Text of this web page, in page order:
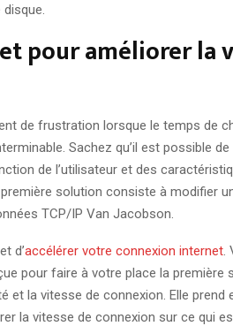
pour améliorer la
de frustration lorsque le temps de
Sachez qu’il est possible
de l’utilisateur et des
solution consiste à modifier
TCP/IP Van Jacobson.
d’accélérer votre connexion internet
pour faire à votre place la première
la vitesse de connexion. Elle prend
la vitesse de connexion sur ce qui